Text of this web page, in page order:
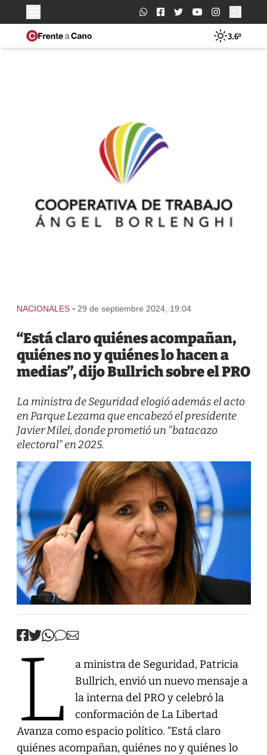
Buscar:
3.6º
NACIONALES - 29 de septiembre 2024, 19:04
“Está claro quiénes acompañan,
quiénes no y quiénes lo hacen a
medias”, dijo Bullrich sobre el PRO
La ministra de Seguridad elogió además el acto
en Parque Lezama que encabezó el presidente
Javier Milei, donde prometió un "batacazo
electoral" en 2025.
L
a ministra de Seguridad, Patricia
Bullrich, envió un nuevo mensaje a
la interna del PRO y celebró la
conformación de La Libertad
Avanza como espacio político. “Está claro
quiénes acompañan, quiénes no y quiénes lo